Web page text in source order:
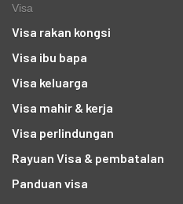
Visa
Visa rakan kongsi
Visa ibu bapa
Visa keluarga
Visa mahir & kerja
Visa perlindungan
Rayuan Visa & pembatalan
Panduan visa